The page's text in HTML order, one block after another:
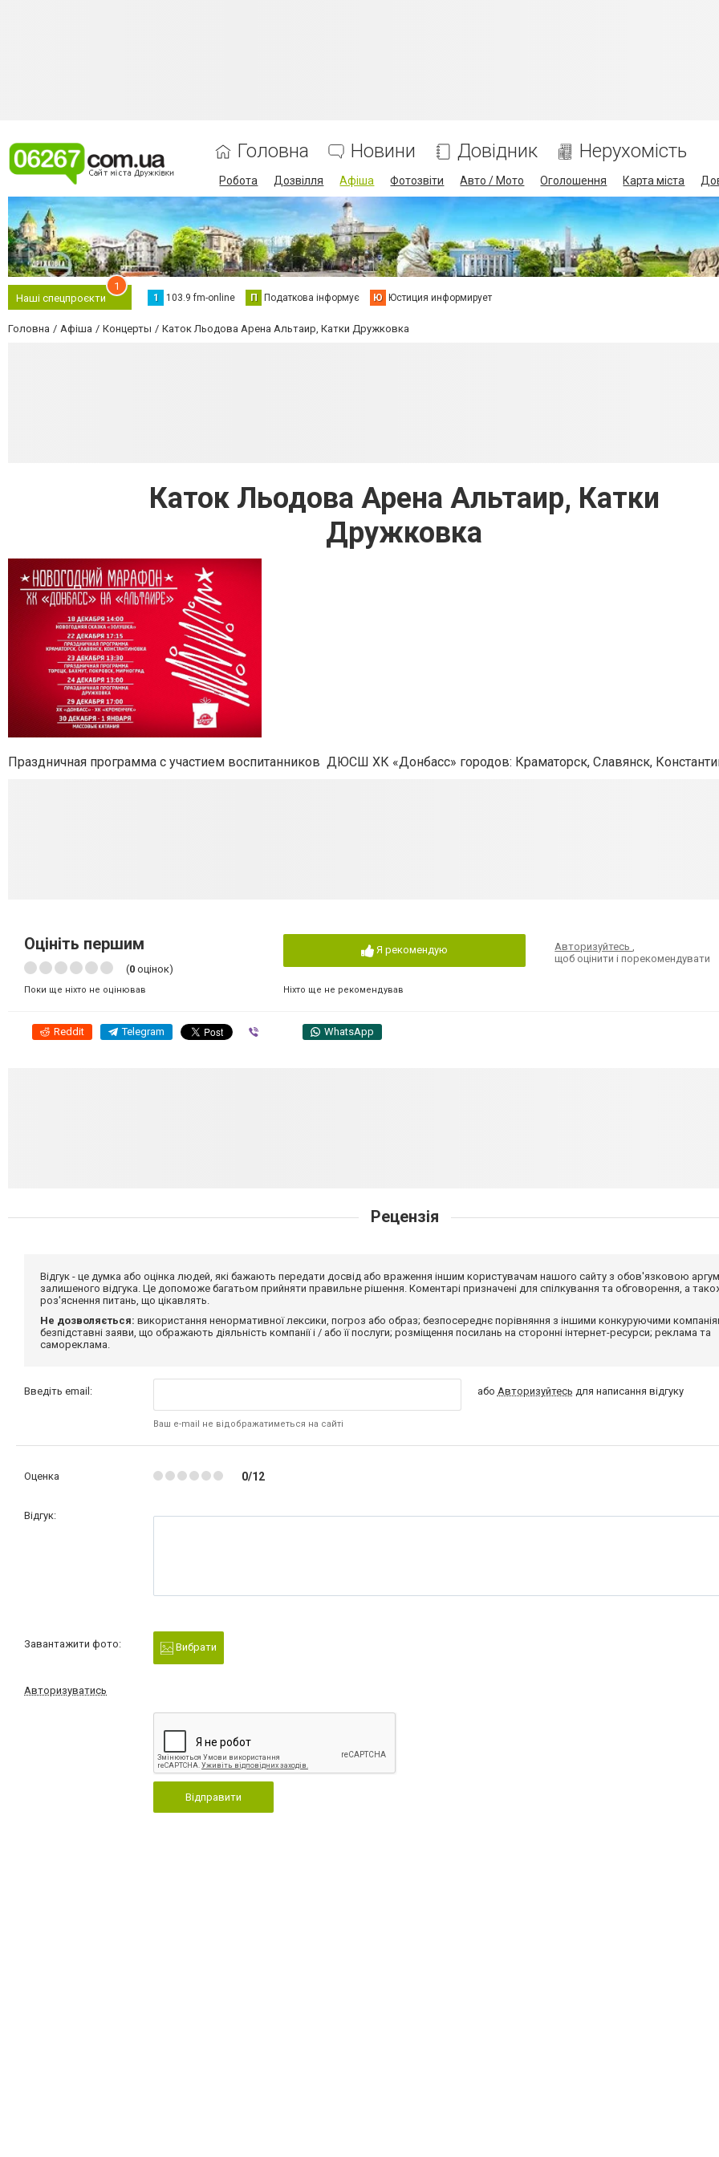
Головна Новини Довідник Нерухомість
Робота Дозвілля Афіша Фотозвіти Авто / Мото Оголошення Карта міста
Наші спецпроєкти
1
1 103.9 fm-online П Податкова інформує Ю Юстиция информирует
Головна Афіша Концерты Каток Льодова Арена Альтаир, Катки Дружковка
Каток Льодова Арена Альтаир, Катки
Дружковка
Праздничная программа с участием воспитанников ДЮСШ ХК «Донбасс» городов: Краматорск, Славянск,
Оцініть першим
(0 оцінок)
Поки ще ніхто не оцінював
Я рекомендую
Ніхто ще не рекомендував
Авторизуйтесь,
щоб оцінити і порекомендувати
Reddit Telegram WhatsApp
Рецензія
Відгук - це думка або оцінка людей, які бажають передати досвід або враження іншим користувачам нашого сайту з обов'язковою
залишеного відгука. Це допоможе багатьом прийняти правильне рішення. Коментарі призначені для спілкування та обговорення, а
роз'яснення питань, що цікавлять.
Не дозволяється: використання ненормативної лексики, погроз або образ; безпосереднє порівняння з іншими конкуруючими
безпідставні заяви, що ображають діяльність компанії і / або її послуги; розміщення посилань на сторонні інтернет-ресурси; реклама та
самореклама.
Введіть email:
Ваш e-mail не відображатиметься на сайті
або Авторизуйтесь для написання відгуку
Оценка 0/12
Відгук:
Завантажити фото: Вибрати
Авторизуватись
Відправити